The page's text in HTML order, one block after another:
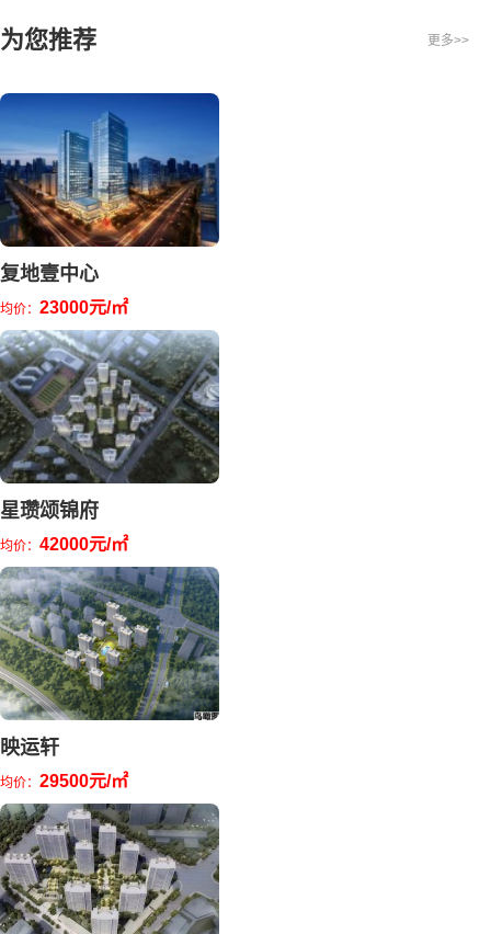
为您推荐 更多>>
复地壹中心
均价： 23000元/㎡
星瓒颂锦府
均价： 42000元/㎡
映运轩
均价： 29500元/㎡